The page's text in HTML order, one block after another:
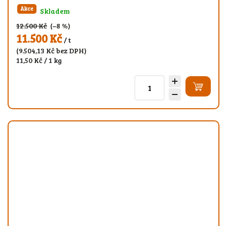
Akce
Skladem
12.500 Kč (–8 %)
11.500 Kč / t
(9.504,13 Kč bez DPH)
11,50 Kč / 1 kg